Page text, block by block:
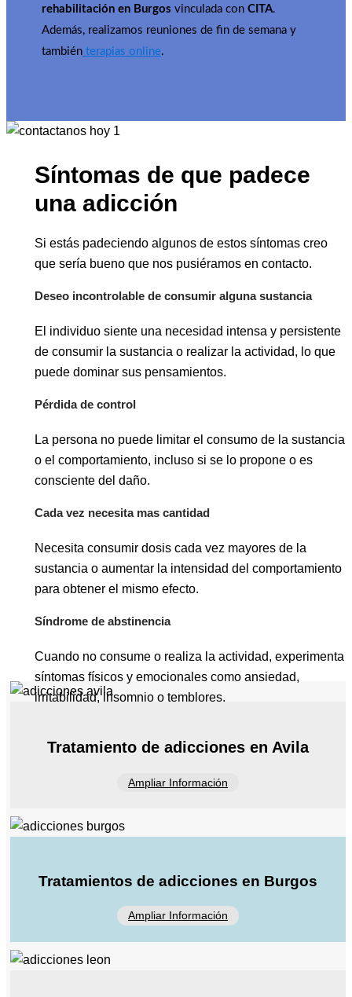
rehabilitación en Burgos vinculada con CITA.
Además, realizamos reuniones de fin de semana y
tambiénterapias online.
Síntomas de que padece
una adicción
Si estás padeciendo algunos de estos síntomas creo
que sería bueno que nos pusiéramos en contacto.
Deseo incontrolable de consumir alguna sustancia
El individuo siente una necesidad intensa y persistente
de consumir la sustancia o realizar la actividad, lo que
puede dominar sus pensamientos.
Pérdida de control
La persona no puede limitar el consumo de la sustancia
o el comportamiento, incluso si se lo propone o es
consciente del daño.
Cada vez necesita mas cantidad
Necesita consumir dosis cada vez mayores de la
sustancia o aumentar la intensidad del comportamiento
para obtener el mismo efecto.
Síndrome de abstinencia
Cuando no consume o realiza la actividad, experimenta
síntomas físicos y emocionales como ansiedad,
irritabilidad, insomnio o temblores.
Tratamiento de adicciones en Avila
Ampliar Información
Tratamientos de adicciones en Burgos
Ampliar Información